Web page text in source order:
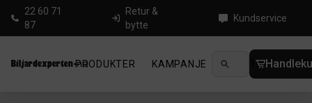
22 60 71
87
Retur &
bytte
Kundservice
PRODUKTER KAMPANJE NYHETER